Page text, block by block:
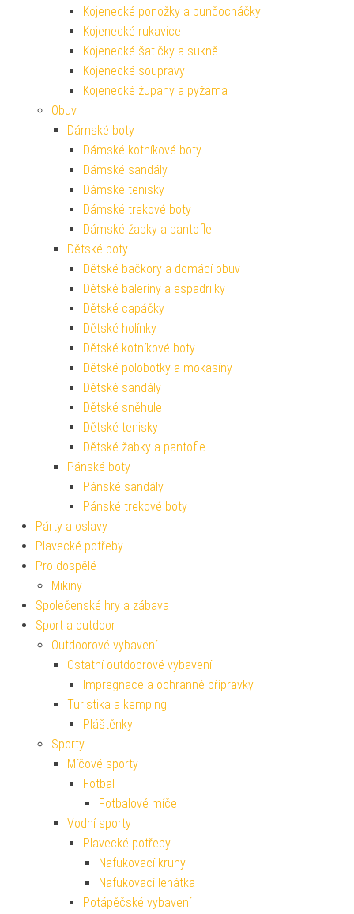
Kojenecké ponožky a punčocháčky
Kojenecké rukavice
Kojenecké šatičky a sukně
Kojenecké soupravy
Kojenecké župany a pyžama
Obuv
Dámské boty
Dámské kotníkové boty
Dámské sandály
Dámské tenisky
Dámské trekové boty
Dámské žabky a pantofle
Dětské boty
Dětské bačkory a domácí obuv
Dětské baleríny a espadrilky
Dětské capáčky
Dětské holínky
Dětské kotníkové boty
Dětské polobotky a mokasíny
Dětské sandály
Dětské sněhule
Dětské tenisky
Dětské žabky a pantofle
Pánské boty
Pánské sandály
Pánské trekové boty
Párty a oslavy
Plavecké potřeby
Pro dospělé
Mikiny
Společenské hry a zábava
Sport a outdoor
Outdoorové vybavení
Ostatní outdoorové vybavení
Impregnace a ochranné přípravky
Turistika a kemping
Pláštěnky
Sporty
Míčové sporty
Fotbal
Fotbalové míče
Vodní sporty
Plavecké potřeby
Nafukovací kruhy
Nafukovací lehátka
Potápěčské vybavení